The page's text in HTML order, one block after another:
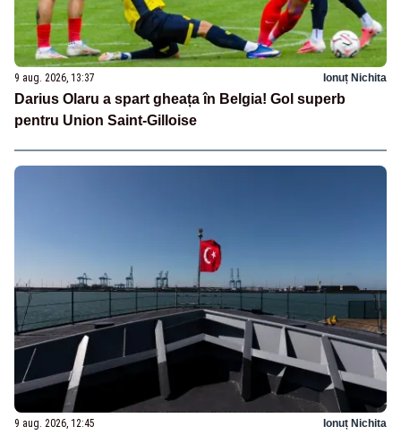
9 aug. 2026, 13:37 Ionuț Nichita
Darius Olaru a spart gheața în Belgia! Gol superb
pentru Union Saint-Gilloise
9 aug. 2026, 12:45 Ionuț Nichita